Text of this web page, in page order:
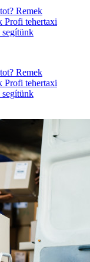
Remek
Profi tehertaxi
Remek
Profi tehertaxi